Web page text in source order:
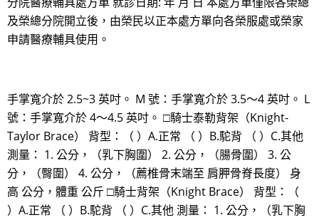
及榮總分院開立後，由榮民以正本處方單向各榮服處或榮家
申請醫療輔具使用。
手掌寬介於 2.5~3 英吋。 M 號：手掌寬介於 3.5～4 英吋。 L
號：手掌寬介於 4～4.5 英吋。 □騎士泰勒背架（Knight-
Taylor Brace） 背型：（ ）A.正常 （ ）B.駝背 （ ）C.其他
測量： 1. 公分，（乳下胸圍） 2. 公分，（腸骨圍） 3. 公
分，（臀圍） 4. 公分，（薦椎骨末端至 肩胛骨脊長度） 身
高 公分，體重 公斤 □騎士背架（Knight Brace） 背型：（
）A.正常 （ ）B.駝背 （ ）C.其他 測量： 1. 公分，（乳下胸